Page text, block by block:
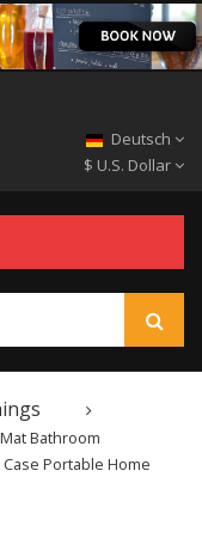
Deutsch
$ U.S. Dollar
Bathroom
Portable Home